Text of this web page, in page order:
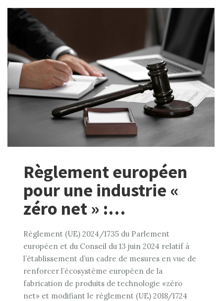
Règlement européen
pour une industrie «
zéro net » :…
Règlement (UE) 2024/1735 du Parlement
européen et du Conseil du 13 juin 2024 relatif à
l’établissement d’un cadre de mesures en vue de
renforcer l’écosystème européen de la
fabrication de produits de technologie «zéro
net» et modifiant le règlement (UE) 2018/1724